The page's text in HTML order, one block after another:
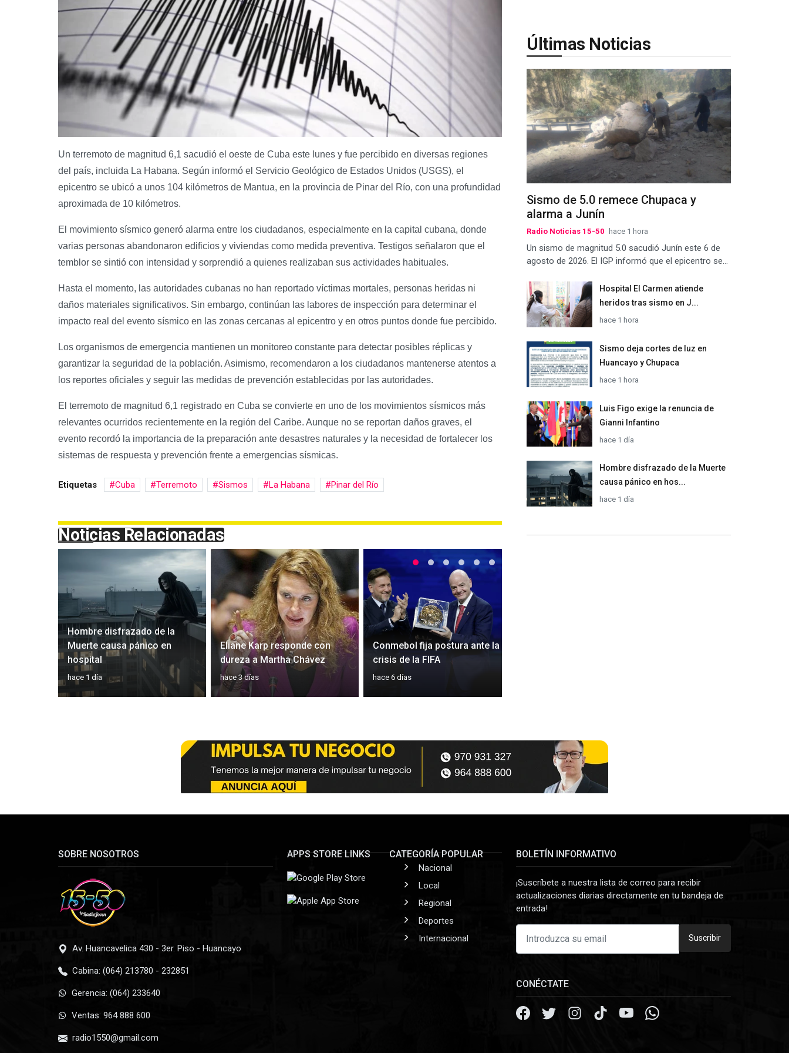
Un terremoto de magnitud 6,1 sacudió el oeste de Cuba este lunes y fue percibido en diversas regiones
del país, incluida La Habana. Según informó el Servicio Geológico de Estados Unidos (USGS), el
epicentro se ubicó a unos 104 kilómetros de Mantua, en la provincia de Pinar del Río, con una profundidad
aproximada de 10 kilómetros.
El movimiento sísmico generó alarma entre los ciudadanos, especialmente en la capital cubana, donde
varias personas abandonaron edificios y viviendas como medida preventiva. Testigos señalaron que el
temblor se sintió con intensidad y sorprendió a quienes realizaban sus actividades habituales.
Hasta el momento, las autoridades cubanas no han reportado víctimas mortales, personas heridas ni
daños materiales significativos. Sin embargo, continúan las labores de inspección para determinar el
impacto real del evento sísmico en las zonas cercanas al epicentro y en otros puntos donde fue percibido.
Los organismos de emergencia mantienen un monitoreo constante para detectar posibles réplicas y
garantizar la seguridad de la población. Asimismo, recomendaron a los ciudadanos mantenerse atentos a
los reportes oficiales y seguir las medidas de prevención establecidas por las autoridades.
El terremoto de magnitud 6,1 registrado en Cuba se convierte en uno de los movimientos sísmicos más
relevantes ocurridos recientemente en la región del Caribe. Aunque no se reportan daños graves, el
evento recordó la importancia de la preparación ante desastres naturales y la necesidad de fortalecer los
sistemas de respuesta y prevención frente a emergencias sísmicas.
Etiquetas Cuba Terremoto Sismos La Habana Pinar del Río
Noticias Relacionadas
Hombre disfrazado de la
Muerte causa pánico en
hospital
hace 1 día
Eliane Karp responde con
dureza a Martha Chávez
hace 3 días
Conmebol fija postura ante la
crisis de la FIFA
hace 6 días
Últimas Noticias
Sismo de 5.0 remece Chupaca y
alarma a Junín
Radio Noticias 15-50 hace 1 hora
Un sismo de magnitud 5.0 sacudió Junín este 6 de
agosto de 2026. El IGP informó que el epicentro se...
Hospital El Carmen atiende
heridos tras sismo en J...
hace 1 hora
Sismo deja cortes de luz en
Huancayo y Chupaca
hace 1 hora
Luis Figo exige la renuncia de
Gianni Infantino
hace 1 día
Hombre disfrazado de la Muerte
causa pánico en hos...
hace 1 día
SOBRE NOSOTROS
Av. Huancavelica 430 - 3er. Piso - Huancayo
Cabina: (064) 213780 - 232851
Gerencia: (064) 233640
Ventas: 964 888 600
radio1550@gmail.com
APPS STORE LINKS CATEGORÍA POPULAR
Nacional
Local
Regional
Deportes
Internacional
BOLETÍN INFORMATIVO
¡Suscríbete a nuestra lista de correo para recibir
actualizaciones diarias directamente en tu bandeja de
entrada!
Suscribir
CONÉCTATE